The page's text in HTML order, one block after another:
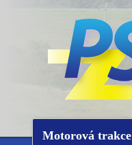
Motorová trakce